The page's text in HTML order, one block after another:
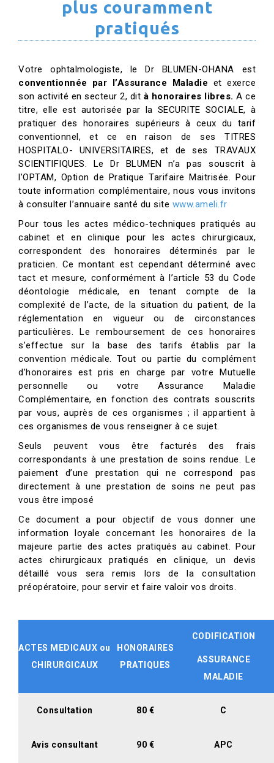
plus couramment
pratiqués
Votre ophtalmologiste, le Dr BLUMEN-OHANA est
conventionnée par l’Assurance Maladie et exerce
son activité en secteur 2, dit à honoraires libres. A ce
titre, elle est autorisée par la SECURITE SOCIALE, à
pratiquer des honoraires supérieurs à ceux du tarif
conventionnel, et ce en raison de ses TITRES
HOSPITALO- UNIVERSITAIRES, et de ses TRAVAUX
SCIENTIFIQUES. Le Dr BLUMEN n’a pas souscrit à
l’OPTAM, Option de Pratique Tarifaire Maitrisée. Pour
toute information complémentaire, nous vous invitons
à consulter l’annuaire santé du site www.ameli.fr
Pour tous les actes médico-techniques pratiqués au
cabinet et en clinique pour les actes chirurgicaux,
correspondent des honoraires déterminés par le
praticien. Ce montant est cependant déterminé avec
tact et mesure, conformément à l’article 53 du Code
déontologie médicale, en tenant compte de la
complexité de l’acte, de la situation du patient, de la
réglementation en vigueur ou de circonstances
particulières. Le remboursement de ces honoraires
s’effectue sur la base des tarifs établis par la
convention médicale. Tout ou partie du complément
d’honoraires est pris en charge par votre Mutuelle
personnelle ou votre Assurance Maladie
Complémentaire, en fonction des contrats souscrits
par vous, auprès de ces organismes ; il appartient à
ces organismes de vous renseigner à ce sujet.
Seuls peuvent vous être facturés des frais
correspondants à une prestation de soins rendue. Le
paiement d’une prestation qui ne correspond pas
directement à une prestation de soins ne peut pas
vous être imposé
Ce document a pour objectif de vous donner une
information loyale concernant les honoraires de la
majeure partie des actes pratiqués au cabinet. Pour
actes chirurgicaux pratiqués en clinique, un devis
détaillé vous sera remis lors de la consultation
préopératoire, pour servir et faire valoir vos droits.
ACTES MEDICAUX ou
CHIRURGICAUX
HONORAIRES
PRATIQUES
CODIFICATION
ASSURANCE
MALADIE
Consultation 80 € C
Avis consultant 90 € APC